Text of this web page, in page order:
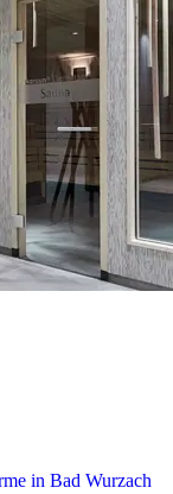
in Bad Wurzach